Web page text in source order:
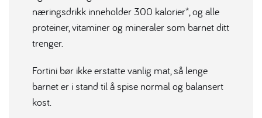
næringsdrikk inneholder 300 kalorier*, og alle
proteiner, vitaminer og mineraler som barnet ditt
trenger.
Fortini bør ikke erstatte vanlig mat, så lenge
barnet er i stand til å spise normal og balansert
kost.